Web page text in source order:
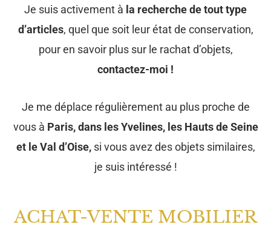
Je suis activement à la recherche de tout type
d’articles, quel que soit leur état de conservation,
pour en savoir plus sur le rachat d’objets,
contactez-moi !
Je me déplace régulièrement au plus proche de
vous à Paris, dans les Yvelines, les Hauts de Seine
et le Val d’Oise, si vous avez des objets similaires,
je suis intéressé !
ACHAT-VENTE MOBILIER